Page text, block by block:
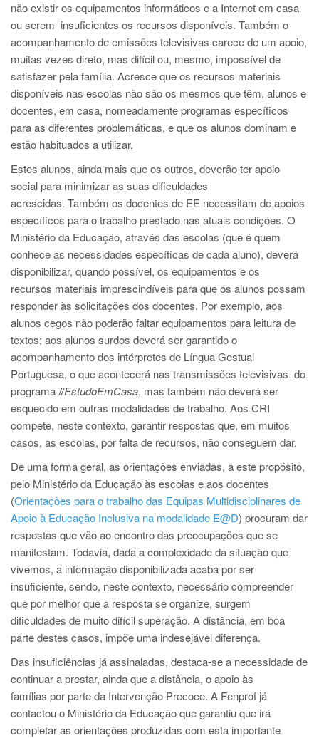
não existir os equipamentos informáticos e a Internet em casa
ou serem insuficientes os recursos disponíveis. Também o
acompanhamento de emissões televisivas carece de um apoio,
muitas vezes direto, mas difícil ou, mesmo, impossível de
satisfazer pela família. Acresce que os recursos materiais
disponíveis nas escolas não são os mesmos que têm, alunos e
docentes, em casa, nomeadamente programas específicos
para as diferentes problemáticas, e que os alunos dominam e
estão habituados a utilizar.
Estes alunos, ainda mais que os outros, deverão ter apoio
social para minimizar as suas dificuldades
acrescidas. Também os docentes de EE necessitam de apoios
específicos para o trabalho prestado nas atuais condições. O
Ministério da Educação, através das escolas (que é quem
conhece as necessidades específicas de cada aluno), deverá
disponibilizar, quando possível, os equipamentos e os
recursos materiais imprescindíveis para que os alunos possam
responder às solicitações dos docentes. Por exemplo, aos
alunos cegos não poderão faltar equipamentos para leitura de
textos; aos alunos surdos deverá ser garantido o
acompanhamento dos intérpretes de Língua Gestual
Portuguesa, o que acontecerá nas transmissões televisivas do
programa#EstudoEmCasa, mas também não deverá ser
esquecido em outras modalidades de trabalho. Aos CRI
compete, neste contexto, garantir respostas que, em muitos
casos, as escolas, por falta de recursos, não conseguem dar.
De uma forma geral, as orientações enviadas, a este propósito,
pelo Ministério da Educação às escolas e aos docentes
(Orientações para o trabalho das Equipas Multidisciplinares de
Apoio à Educação Inclusiva na modalidade E@D) procuram dar
respostas que vão ao encontro das preocupações que se
manifestam. Todavia, dada a complexidade da situação que
vivemos, a informação disponibilizada acaba por ser
insuficiente, sendo, neste contexto, necessário compreender
que por melhor que a resposta se organize, surgem
dificuldades de muito difícil superação. A distância, em boa
parte destes casos, impõe uma indesejável diferença.
Das insuficiências já assinaladas, destaca-se a necessidade de
continuar a prestar, ainda que a distância, o apoio às
famílias por parte da Intervenção Precoce. A Fenprof já
contactou o Ministério da Educação que garantiu que irá
completar as orientações produzidas com esta importante